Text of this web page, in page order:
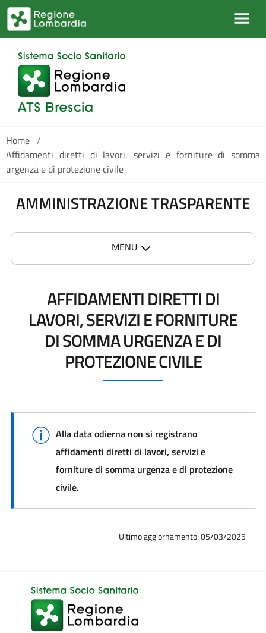
Salta al contenuto principale
Home /
Affidamenti diretti di lavori, servizi e forniture di somma
urgenza e di protezione civile
AMMINISTRAZIONE TRASPARENTE
MENU
AFFIDAMENTI DIRETTI DI
LAVORI, SERVIZI E FORNITURE
DI SOMMA URGENZA E DI
PROTEZIONE CIVILE
Alla data odierna non si registrano
affidamenti diretti di lavori, servizi e
forniture di somma urgenza e di protezione
civile.
Ultimo aggiornamento: 05/03/2025